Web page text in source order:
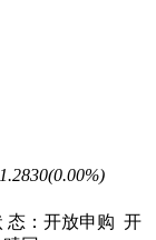
1.2830(0.00%)
态： 开放申购 开